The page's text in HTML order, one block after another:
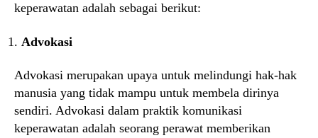
keperawatan adalah sebagai berikut:
Advokasi
Advokasi merupakan upaya untuk melindungi hak-hak
manusia yang tidak mampu untuk membela dirinya
sendiri. Advokasi dalam praktik komunikasi
keperawatan adalah seorang perawat memberikan